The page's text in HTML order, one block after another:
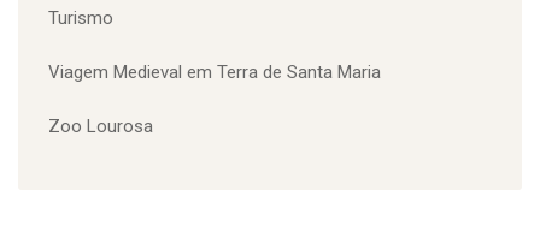
Feira Viva
Loja Vila da Feira
Perlim